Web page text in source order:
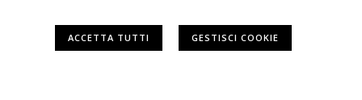
ACCETTA TUTTI GESTISCI COOKIE
Questo plugin utilizza cookie per raccogliere dati e cookie di
terze parti per migliorare l'esperienza utente. Per